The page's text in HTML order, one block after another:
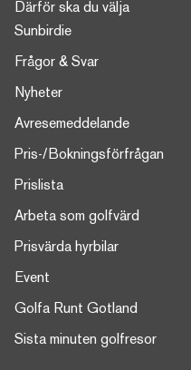
Därför ska du välja
Sunbirdie
Frågor & Svar
Nyheter
Avresemeddelande
Pris-/Bokningsförfrågan
Prislista
Arbeta som golfvärd
Prisvärda hyrbilar
Event
Golfa Runt Gotland
Sista minuten golfresor